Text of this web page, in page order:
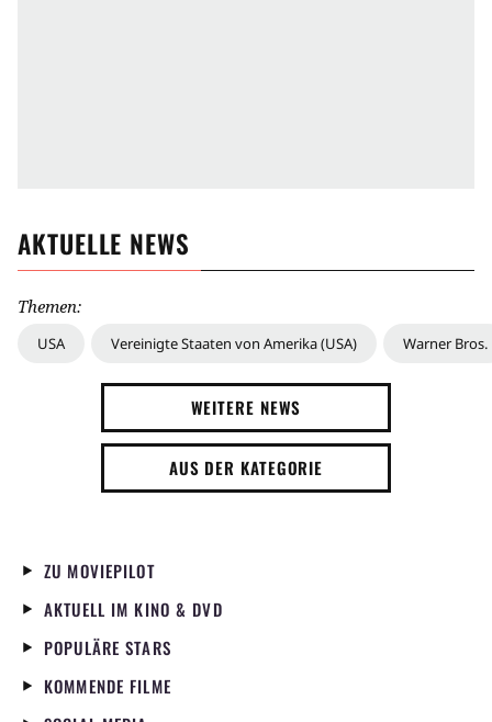
AKTUELLE NEWS
Themen:
USA Vereinigte Staaten von Amerika (USA) Warner Bros.
WEITERE NEWS
AUS DER KATEGORIE
ZU MOVIEPILOT
AKTUELL IM KINO & DVD
POPULÄRE STARS
KOMMENDE FILME